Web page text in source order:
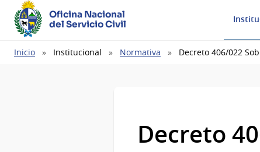
Oficina Nacional
del Servicio Civil
Ruta
Inicio Institucional Normativa Decreto 406/022
Decreto